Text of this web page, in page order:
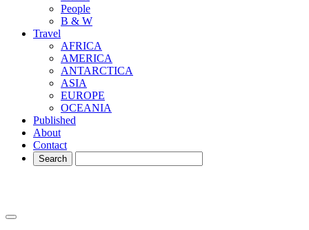
People
B & W
Travel
AFRICA
AMERICA
ANTARCTICA
ASIA
EUROPE
OCEANIA
Published
About
Contact